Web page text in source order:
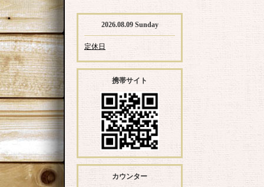
2026.08.09 Sunday
定休日
携帯サイト
カウンター